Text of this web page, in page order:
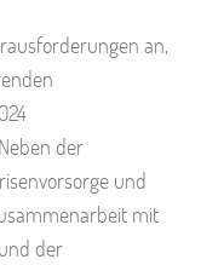
an,
der
und
mit
der